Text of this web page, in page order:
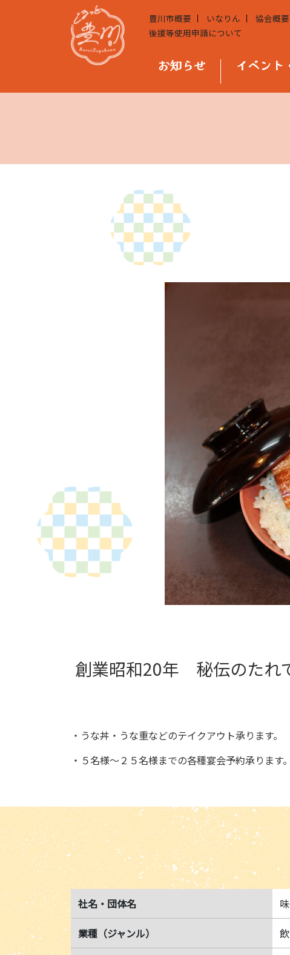
豊川市概要 いなりん 協会概要
後援等使用申請について
お知らせ イベント
創業昭和20年 秘伝のたれ
・うな丼・うな重などのテイクアウト承ります。
・５名様～２５名様までの各種宴会予約承ります
社名・団体名
業種（ジャンル）